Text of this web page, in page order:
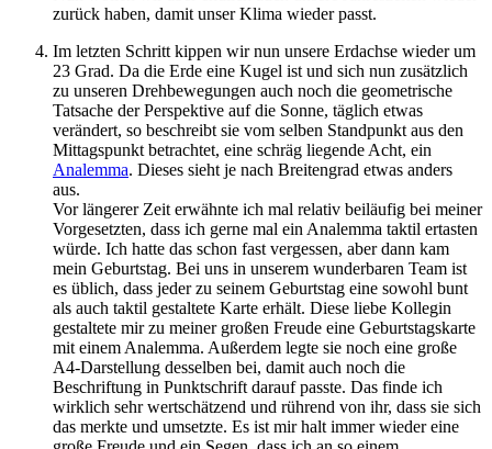
zurück haben, damit unser Klima wieder passt.
Im letzten Schritt kippen wir nun unsere Erdachse wieder um
23 Grad. Da die Erde eine Kugel ist und sich nun zusätzlich
zu unseren Drehbewegungen auch noch die geometrische
Tatsache der Perspektive auf die Sonne, täglich etwas
verändert, so beschreibt sie vom selben Standpunkt aus den
Mittagspunkt betrachtet, eine schräg liegende Acht, ein
Analemma. Dieses sieht je nach Breitengrad etwas anders
aus.
Vor längerer Zeit erwähnte ich mal relativ beiläufig bei meiner
Vorgesetzten, dass ich gerne mal ein Analemma taktil ertasten
würde. Ich hatte das schon fast vergessen, aber dann kam
mein Geburtstag. Bei uns in unserem wunderbaren Team ist
es üblich, dass jeder zu seinem Geburtstag eine sowohl bunt
als auch taktil gestaltete Karte erhält. Diese liebe Kollegin
gestaltete mir zu meiner großen Freude eine Geburtstagskarte
mit einem Analemma. Außerdem legte sie noch eine große
A4-Darstellung desselben bei, damit auch noch die
Beschriftung in Punktschrift darauf passte. Das finde ich
wirklich sehr wertschätzend und rührend von ihr, dass sie sich
das merkte und umsetzte. Es ist mir halt immer wieder eine